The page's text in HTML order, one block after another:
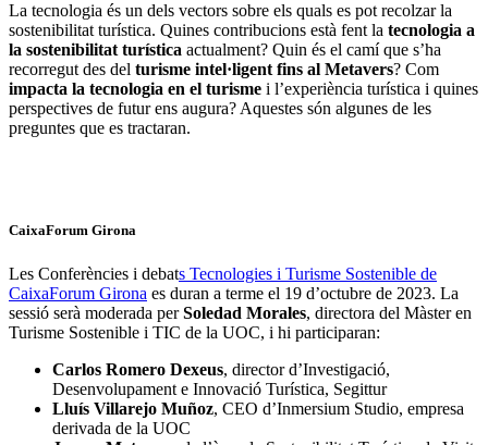
La tecnologia és un dels vectors sobre els quals es pot recolzar la
sostenibilitat turística. Quines contribucions està fent la tecnologia a
la sostenibilitat turística actualment? Quin és el camí que s’ha
recorregut des del turisme intel·ligent fins al Metavers? Com
impacta la tecnologia en el turisme i l’experiència turística i quines
perspectives de futur ens augura? Aquestes són algunes de les
preguntes que es tractaran.
CaixaForum Girona
Les Conferències i debats Tecnologies i Turisme Sostenible de
CaixaForum Girona es duran a terme el 19 d’octubre de 2023. La
sessió serà moderada perSoledad Morales, directora del Màster en
Turisme Sostenible i TIC de la UOC, i hi participaran:
Carlos Romero Dexeus, director d’Investigació,
Desenvolupament e Innovació Turística, Segittur
Lluís Villarejo Muñoz, CEO d’Inmersium Studio, empresa
derivada de la UOC